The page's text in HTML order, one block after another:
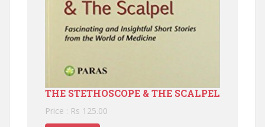
THE STETHOSCOPE & THE SCALPEL
Price : Rs 125.00